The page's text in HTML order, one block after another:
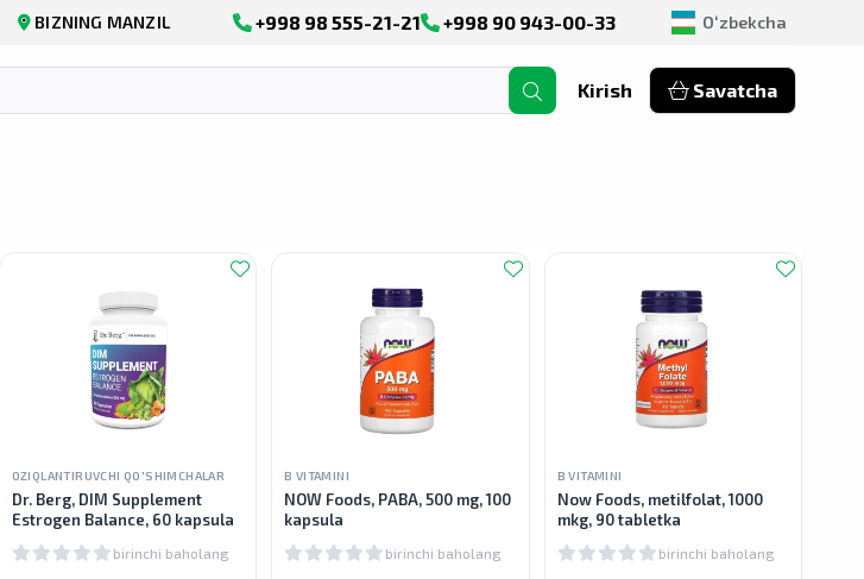
BIZNING MANZIL +998 98 555-21-21 +998 90 943-00-33 Оʻzbekcha
Kirish Savatcha
OZIQLANTIRUVCHI QO'SHIMCHALAR
Dr. Berg, DIM Supplement
Estrogen Balance, 60 kapsula
birinchi baholang
B VITAMINI
NOW Foods, PABA, 500 mg, 100
kapsula
birinchi baholang
B VITAMINI
Now Foods, metilfolat, 1000
mkg, 90 tabletka
birinchi baholang